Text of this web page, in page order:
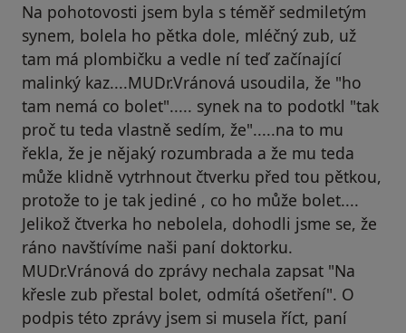
Na pohotovosti jsem byla s téměř sedmiletým
synem, bolela ho pětka dole, mléčný zub, už
tam má plombičku a vedle ní teď začínající
malinký kaz....MUDr.Vránová usoudila, že "ho
tam nemá co bolet"..... synek na to podotkl "tak
proč tu teda vlastně sedím, že".....na to mu
řekla, že je nějaký rozumbrada a že mu teda
může klidně vytrhnout čtverku před tou pětkou,
protože to je tak jediné , co ho může bolet....
Jelikož čtverka ho nebolela, dohodli jsme se, že
ráno navštívíme naši paní doktorku.
MUDr.Vránová do zprávy nechala zapsat "Na
křesle zub přestal bolet, odmítá ošetření". O
podpis této zprávy jsem si musela říct, paní